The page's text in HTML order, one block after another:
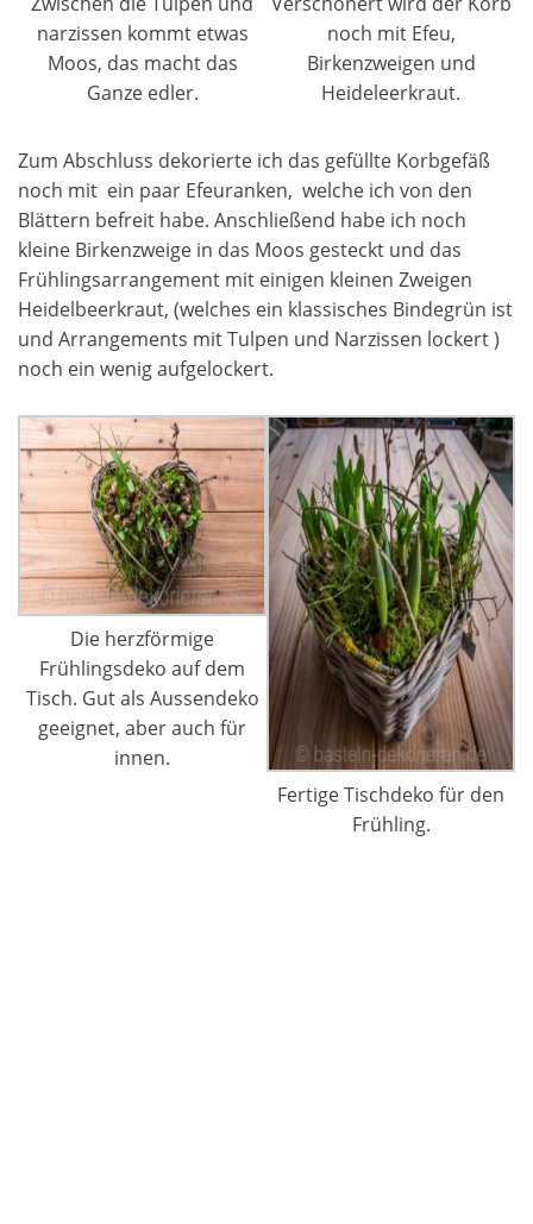
narzissen kommt etwas
Moos, das macht das
Ganze edler.
noch mit Efeu,
Birkenzweigen und
Heideleerkraut.
Zum Abschluss dekorierte ich das gefüllte Korbgefäß
noch mit ein paar Efeuranken, welche ich von den
Blättern befreit habe. Anschließend habe ich noch
kleine Birkenzweige in das Moos gesteckt und das
Frühlingsarrangement mit einigen kleinen Zweigen
Heidelbeerkraut, (welches ein klassisches Bindegrün ist
und Arrangements mit Tulpen und Narzissen lockert )
noch ein wenig aufgelockert.
Die herzförmige
Frühlingsdeko auf dem
Tisch. Gut als Aussendeko
geeignet, aber auch für
innen.
Fertige Tischdeko für den
Frühling.